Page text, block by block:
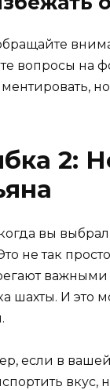
вопросы на
2:
вы
не так
шахты. И это
если в вашей
вкус,